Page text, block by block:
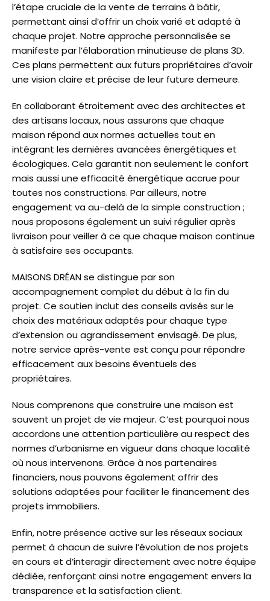
l’étape cruciale de la vente de terrains à bâtir,
permettant ainsi d’offrir un choix varié et adapté à
chaque projet. Notre approche personnalisée se
manifeste par l’élaboration minutieuse de plans 3D.
Ces plans permettent aux futurs propriétaires d’avoir
une vision claire et précise de leur future demeure.
En collaborant étroitement avec des architectes et
des artisans locaux, nous assurons que chaque
maison répond aux normes actuelles tout en
intégrant les dernières avancées énergétiques et
écologiques. Cela garantit non seulement le confort
mais aussi une efficacité énergétique accrue pour
toutes nos constructions. Par ailleurs, notre
engagement va au-delà de la simple construction ;
nous proposons également un suivi régulier après
livraison pour veiller à ce que chaque maison continue
à satisfaire ses occupants.
MAISONS DRÉAN se distingue par son
accompagnement complet du début à la fin du
projet. Ce soutien inclut des conseils avisés sur le
choix des matériaux adaptés pour chaque type
d’extension ou agrandissement envisagé. De plus,
notre service après-vente est conçu pour répondre
efficacement aux besoins éventuels des
propriétaires.
Nous comprenons que construire une maison est
souvent un projet de vie majeur. C’est pourquoi nous
accordons une attention particulière au respect des
normes d’urbanisme en vigueur dans chaque localité
où nous intervenons. Grâce à nos partenaires
financiers, nous pouvons également offrir des
solutions adaptées pour faciliter le financement des
projets immobiliers.
Enfin, notre présence active sur les réseaux sociaux
permet à chacun de suivre l’évolution de nos projets
en cours et d’interagir directement avec notre équipe
dédiée, renforçant ainsi notre engagement envers la
transparence et la satisfaction client.